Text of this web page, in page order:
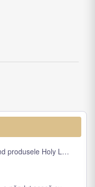
produsele Holy Land acasă